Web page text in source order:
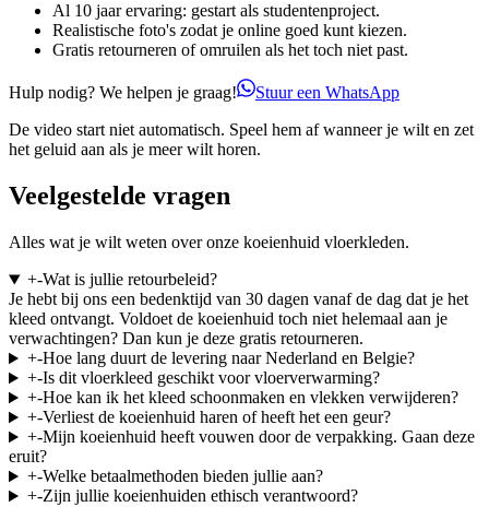
Al 10 jaar ervaring: gestart als studentenproject.
Realistische foto's zodat je online goed kunt kiezen.
Gratis retourneren of omruilen als het toch niet past.
Hulp nodig? We helpen je graag!
Stuur een WhatsApp
De video start niet automatisch. Speel hem af wanneer je wilt en zet
het geluid aan als je meer wilt horen.
Veelgestelde vragen
Alles wat je wilt weten over onze koeienhuid vloerkleden.
+-Wat is jullie retourbeleid?
Je hebt bij ons een bedenktijd van 30 dagen vanaf de dag dat je het
kleed ontvangt. Voldoet de koeienhuid toch niet helemaal aan je
verwachtingen? Dan kun je deze gratis retourneren.
+-Hoe lang duurt de levering naar Nederland en Belgie?
+-Is dit vloerkleed geschikt voor vloerverwarming?
+-Hoe kan ik het kleed schoonmaken en vlekken verwijderen?
+-Verliest de koeienhuid haren of heeft het een geur?
+-Mijn koeienhuid heeft vouwen door de verpakking. Gaan deze
eruit?
+-Welke betaalmethoden bieden jullie aan?
+-Zijn jullie koeienhuiden ethisch verantwoord?